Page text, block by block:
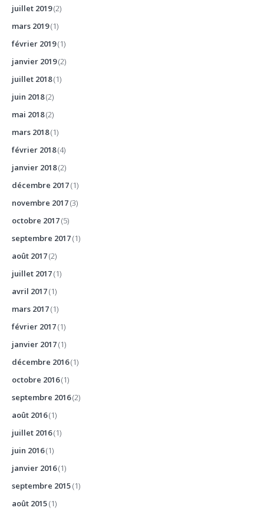
juillet 2019(2)
mars 2019(1)
février 2019(1)
janvier 2019(2)
juillet 2018(1)
juin 2018(2)
mai 2018(2)
mars 2018(1)
février 2018(4)
janvier 2018(2)
décembre 2017(1)
novembre 2017(3)
octobre 2017(5)
septembre 2017(1)
août 2017(2)
juillet 2017(1)
avril 2017(1)
mars 2017(1)
février 2017(1)
janvier 2017(1)
décembre 2016(1)
octobre 2016(1)
septembre 2016(2)
août 2016(1)
juillet 2016(1)
juin 2016(1)
janvier 2016(1)
septembre 2015(1)
août 2015(1)